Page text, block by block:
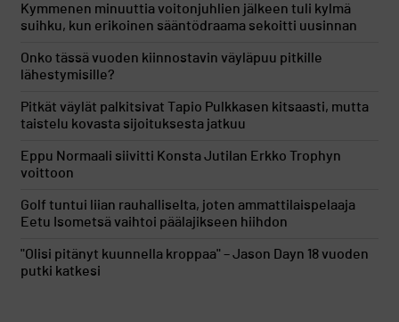
Kymmenen minuuttia voitonjuhlien jälkeen tuli kylmä
suihku, kun erikoinen sääntödraama sekoitti uusinnan
Onko tässä vuoden kiinnostavin väyläpuu pitkille
lähestymisille?
Pitkät väylät palkitsivat Tapio Pulkkasen kitsaasti, mutta
taistelu kovasta sijoituksesta jatkuu
Eppu Normaali siivitti Konsta Jutilan Erkko Trophyn
voittoon
Golf tuntui liian rauhalliselta, joten ammattilaispelaaja
Eetu Isometsä vaihtoi päälajikseen hiihdon
"Olisi pitänyt kuunnella kroppaa" – Jason Dayn 18 vuoden
putki katkesi